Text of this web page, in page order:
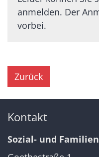
anmelden. Der
vorbei.
Zurück
Kontakt
Sozial- und